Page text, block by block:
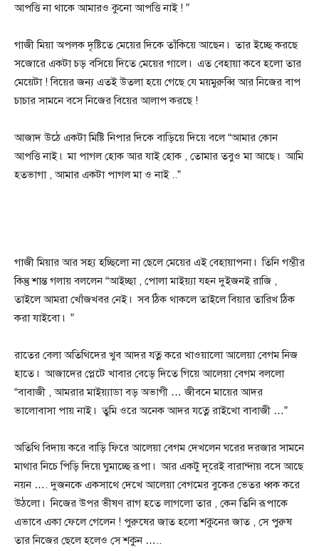
আপত্তি না থাকে আমারও কুনো আপত্তি নাই ! ”
গাজী মিয়া অপলক দৃষ্টিতে মেয়ের দিকে তাঁকিয়ে আছেন ৷ তার ইচ্ছে করছে
সজোরে একটা চড় বসিয়ে দিতে মেয়ের গালে ৷ এত বেহায়া কবে হলো তার
মেয়েটা ! বিয়ের জন্য এতই উতলা হয়ে গেছে যে ময়মুরুব্বি আর নিজের বাপ
চাচার সামনে বসে নিজের বিয়ের আলাপ করছে !
আজাদ উঠে একটা মিষ্টি নিপার দিকে বাড়িয়ে দিয়ে বলে “আমার কোন
আপত্তি নাই ৷ মা পাগল হোক আর যাই হোক , তোমার তবুও মা আছে ৷ আমি
হতভাগা , আমার একটা পাগল মা ও নাই ..”
গাজী মিয়ার আর সহ্য হচ্ছিলো না ছেলে মেয়ের এই বেহায়াপনা ৷ তিনি গম্ভীর
কিন্তু শান্ত গলায় বললেন “আইচ্ছা , পোলা মাইয়্যা যহন দুইজনই রাজি ,
তাইলে আমরা খোঁজখবর নেই ৷ সব ঠিক থাকলে তাইলে বিয়ার তারিখ ঠিক
করা যাইবো ৷ ”
রাতের বেলা অতিথিদের খুব আদর যত্ন করে খাওয়ালো আলেয়া বেগম নিজ
হাতে ৷ আজাদের প্লেটে খাবার বেড়ে দিতে গিয়ে আলেয়া বেগম বললো
“বাবাজী , আমরার মাইয়্যাডা বড় অভাগী … জীবনে মায়ের আদর
ভালোবাসা পায় নাই ৷ তুমি ওরে অনেক আদর যত্নে রাইখো বাবাজী …”
অতিথি বিদায় করে বাড়ি ফিরে আলেয়া বেগম দেখলেন ঘরের দরজার সামনে
মাথার নিচে পিড়ি দিয়ে ঘুমাচ্ছে রূপা ৷ আর একটু দূরেই বারান্দায় বসে আছে
নয়ন …. দুজনকে একসাথে দেখে আলেয়া বেগমের বুকের ভেতর ধ্বক করে
উঠলো ৷ নিজের উপর ভীষণ রাগ হতে লাগলো তার , কেন তিনি রূপাকে
এভাবে একা ফেলে গেলেন ! পুরুষের জাত হলো শকুনের জাত , সে পুরুষ
তার নিজের ছেলে হলেও সে শকুন …..